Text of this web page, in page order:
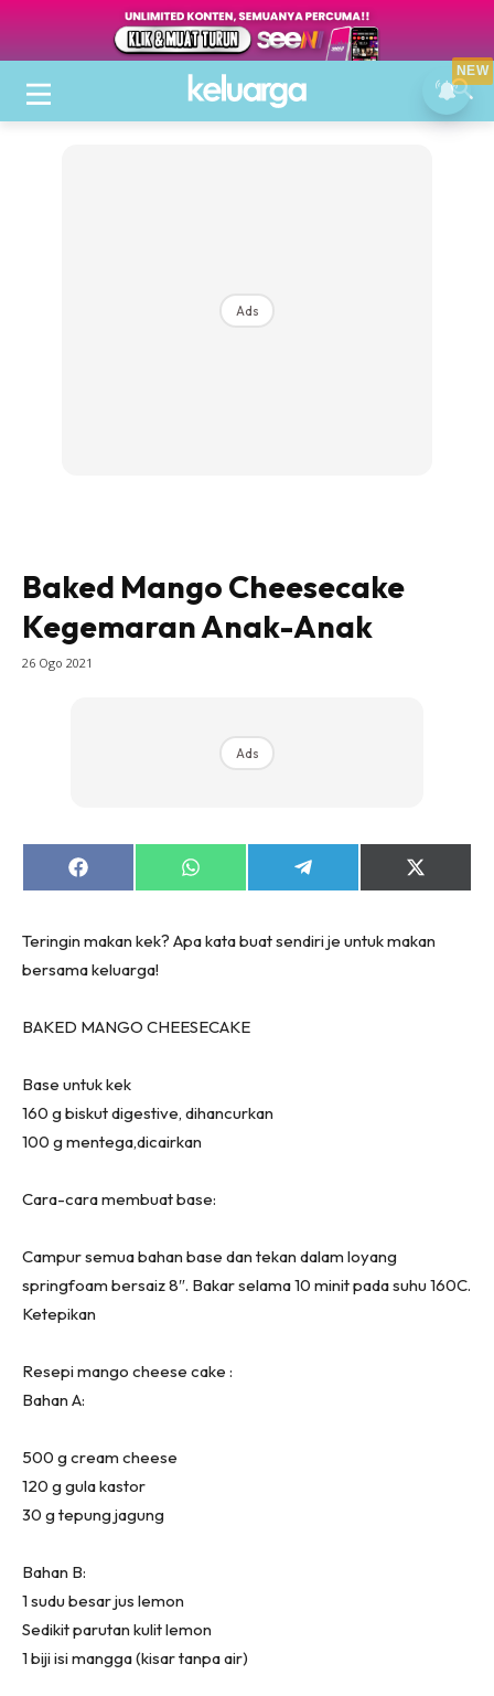
Ads
Baked Mango Cheesecake
Kegemaran Anak-Anak
26 Ogo 2021
Ads
Share
on
Share
on
Share
on
Share
on
Teringin makan kek? Apa kata buat sendiri je untuk makan
bersama keluarga!
BAKED MANGO CHEESECAKE
Base untuk kek
160 g biskut digestive, dihancurkan
100 g mentega,dicairkan
Cara-cara membuat base:
Campur semua bahan base dan tekan dalam loyang
springfoam bersaiz 8″. Bakar selama 10 minit pada suhu 160C.
Ketepikan
Resepi mango cheese cake :
Bahan A:
500 g cream cheese
120 g gula kastor
30 g tepung jagung
Bahan B:
1 sudu besar jus lemon
Sedikit parutan kulit lemon
1 biji isi mangga (kisar tanpa air)
NEW